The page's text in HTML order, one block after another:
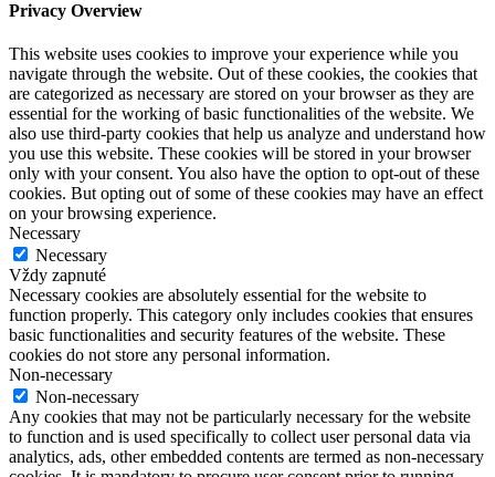
Privacy Overview
This website uses cookies to improve your experience while you
navigate through the website. Out of these cookies, the cookies that
are categorized as necessary are stored on your browser as they are
essential for the working of basic functionalities of the website. We
also use third-party cookies that help us analyze and understand how
you use this website. These cookies will be stored in your browser
only with your consent. You also have the option to opt-out of these
cookies. But opting out of some of these cookies may have an effect
on your browsing experience.
Necessary
Necessary
Vždy zapnuté
Necessary cookies are absolutely essential for the website to
function properly. This category only includes cookies that ensures
basic functionalities and security features of the website. These
cookies do not store any personal information.
Non-necessary
Non-necessary
Any cookies that may not be particularly necessary for the website
to function and is used specifically to collect user personal data via
analytics, ads, other embedded contents are termed as non-necessary